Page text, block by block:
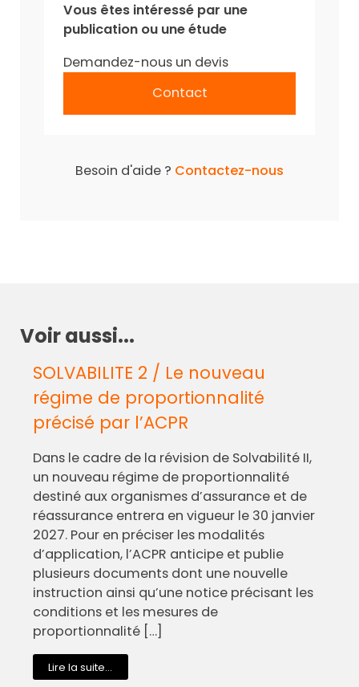
Vous êtes intéressé par une
publication ou une étude
Demandez-nous un devis
Contact
Besoin d'aide ? Contactez-nous
Voir aussi...
SOLVABILITE 2 / Le nouveau
régime de proportionnalité
précisé par l’ACPR
Dans le cadre de la révision de Solvabilité II,
un nouveau régime de proportionnalité
destiné aux organismes d’assurance et de
réassurance entrera en vigueur le 30 janvier
2027. Pour en préciser les modalités
d’application, l’ACPR anticipe et publie
plusieurs documents dont une nouvelle
instruction ainsi qu’une notice précisant les
conditions et les mesures de
proportionnalité […]
Lire la suite...